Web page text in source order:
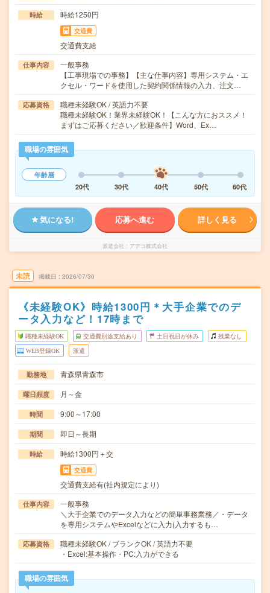
時給 時給1250円
交通費
交通費支給
仕事内容
一般事務
【工事現場での事務】【主な仕事内容】専用システム・エ
クセル・ワードを使用した契約関係情報の入力、注文…
応募資格
職種未経験OK / 英語力不要
職種未経験OK！業界未経験OK！【こんな方におススメ！
まずはご応募ください／歓迎条件】Word、Ex…
職場の雰囲気
年齢層
20代
30代 40代 50代 60代
気になる! 応募へ進む 詳しく見る
派遣会社 アデコ株式会社
未読 掲載日 2026/07/30
《未経験OK》時給1300円＊大手企業でのデ
ータ入力など！17時まで
職種未経験OK 交通費別途支給あり 土日祝日が休み 残業なし
WEB登録OK 派遣
勤務地 青森県青森市
曜日頻度 月～金
時間 9:00～17:00
期間 即日～長期
時給 時給1300円＋交
交通費
交通費支給有(社内規定により)
仕事内容
一般事務
＼大手企業でのデータ入力などの簡単事務業務／・データ
を専用システムやExcelなどに入力(入力するも…
応募資格
職種未経験OK / ブランクOK / 英語力不要
・Excel:基本操作・PC:入力ができる
職場の雰囲気